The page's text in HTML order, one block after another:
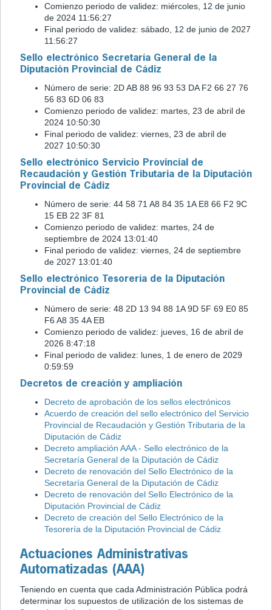
Comienzo periodo de validez: miércoles, 12 de junio
de 2024 11:56:27
Final periodo de validez: sábado, 12 de junio de 2027
11:56:27
Sello electrónico Secretaría General de la
Diputación Provincial de Cádiz
Número de serie: 2D AB 88 96 93 53 DA F2 66 27 76
56 83 6D 06 83
Comienzo periodo de validez: martes, ‎23 de ‎abril de
‎2024 10:50:30
Final periodo de validez: ‎viernes, ‎23 de ‎abril de
‎2027 10:50:30
Sello electrónico Servicio Provincial de
Recaudación y Gestión Tributaria de la Diputación
Provincial de Cádiz
Número de serie: 44 58 71 A8 84 35 1A E8 66 F2 9C
15 EB 22 3F 81
Comienzo periodo de validez: martes, ‎24‎ de
‎septiembre‎ de ‎2024 13:01:40
Final periodo de validez: ‎‎viernes, ‎24‎ de ‎septiembre‎
de ‎2027 13:01:40
Sello electrónico Tesorería de la Diputación
Provincial de Cádiz
Número de serie: 48 2D 13 94 88 1A 9D 5F 69 E0 85
F6 A8 35 4A EB
Comienzo periodo de validez: jueves, ‎16 de ‎abril de
‎2026 8:47:18
Final periodo de validez: ‎lunes, ‎1 de ‎enero de ‎2029
0:59:59
Decretos de creación y ampliación
Decreto de aprobación de los sellos electrónicos
Acuerdo de creación del sello electrónico del Servicio
Provincial de Recaudación y Gestión Tributaria de la
Diputación de Cádiz
Decreto ampliación AAA - Sello electrónico de la
Secretaría General de la Diputación de Cádiz
Decreto de renovación del Sello Electrónico de la
Secretaría General de la Diputación de Cádiz
Decreto de renovación del Sello Electrónico de la
Diputación Provincial de Cádiz
Decreto de creación del Sello Electrónico de la
Tesorería de la Diputación Provincial de Cádiz
Actuaciones Administrativas
Automatizadas (AAA)
Teniendo en cuenta que cada Administración Pública podrá
determinar los supuestos de utilización de los sistemas de